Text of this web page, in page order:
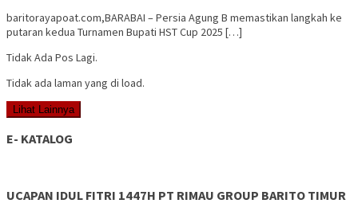
baritorayapoat.com,BARABAI – Persia Agung B memastikan langkah ke
putaran kedua Turnamen Bupati HST Cup 2025 […]
Tidak Ada Pos Lagi.
Tidak ada laman yang di load.
Lihat Lainnya
E- KATALOG
UCAPAN IDUL FITRI 1447H PT RIMAU GROUP BARITO TIMUR